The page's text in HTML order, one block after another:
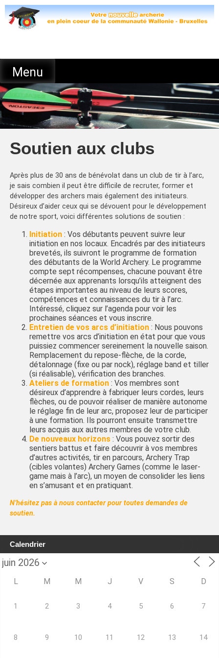
Skip
to
content
Menu
Soutien aux clubs
Après plus de 30 ans de bénévolat dans un club de tir à l’arc,
je sais combien il peut être difficile de recruter, former et
développer des archers mais également des initiateurs.
Désireux d’aider ceux qui se dévouent pour le développement
de notre sport, voici différentes solutions de soutien :
Initiation : Vos débutants peuvent suivre leur
initiation en nos locaux. Encadrés par des initiateurs
brevetés, ils suivront le programme de formation
des débutants de la World Archery. Le programme
compte sept récompenses, chacune pouvant être
décernée aux apprenants lorsqu’ils atteignent des
étapes importantes au niveau de leurs scores,
compétences et connaissances du tir à l’arc.
Intéressé, cliquez sur l’agenda pour voir les
prochaines séances et vous inscrire.
Entretien de vos arcs d’initiation : Nous pouvons
remettre vos arcs d’initiation en état pour que vous
puissiez commencer sereinement la nouvelle saison.
Remplacement du repose-flèche, de la corde,
détalonnage (fixe ou par nock), réglage band et tiller
(si réalisable), vérification des branches.
Ateliers de formation : Vos membres sont
désireux d’apprendre à fabriquer leurs cordes, leurs
flèches, ou de pouvoir réaliser de manière autonome
le réglage fin de leur arc, proposez leur de participer
à une formation. Ils pourront ensuite transmettre
leurs acquis aux autres membres de votre club.
De nouveaux horizons : Vous pouvez sortir des
sentiers battus et faire découvrir à vos membres
d’autres activités, tir en parcours, Archery Trap
(cibles volantes) Archery Games (comme le laser-
game mais à l’arc), un moyen de consolider les liens
en s’amusant et en pratiquant.
N’hésitez pas à nous contacter pour toutes demandes de
soutien.
Calendrier
L M M J V S D
1 2 3 4 5 6 7
8 9 10 11 12 13 14